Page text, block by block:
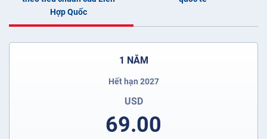
Hợp Quốc
1 NĂM
Hết hạn 2027
USD
69.00